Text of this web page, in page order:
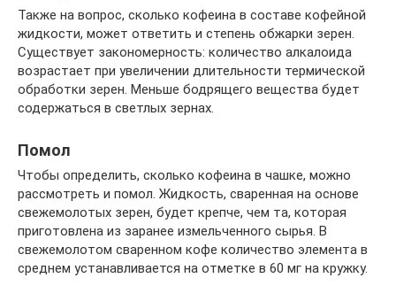
Также на вопрос, сколько кофеина в составе кофейной
жидкости, может ответить и степень обжарки зерен.
Существует закономерность: количество алкалоида
возрастает при увеличении длительности термической
обработки зерен. Меньше бодрящего вещества будет
содержаться в светлых зернах.
Помол
Чтобы определить, сколько кофеина в чашке, можно
рассмотреть и помол. Жидкость, сваренная на основе
свежемолотых зерен, будет крепче, чем та, которая
приготовлена из заранее измельченного сырья. В
свежемолотом сваренном кофе количество элемента в
среднем устанавливается на отметке в 60 мг на кружку.